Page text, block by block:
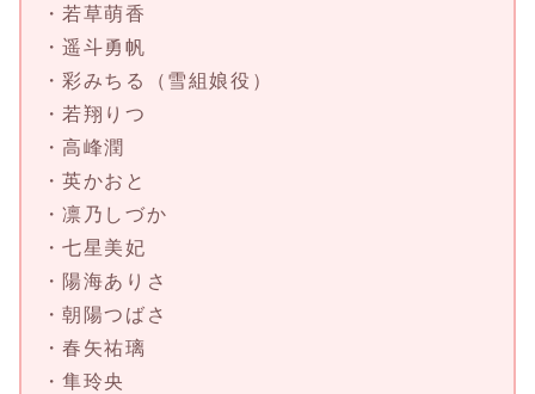
・若草萌香
・遥斗勇帆
・彩みちる（雪組娘役）
・若翔りつ
・高峰潤
・英かおと
・凛乃しづか
・七星美妃
・陽海ありさ
・朝陽つばさ
・春矢祐璃
・隼玲央